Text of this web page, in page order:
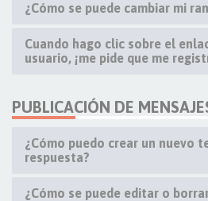
¿Cómo se puede cambiar mi
Cuando hago clic sobre el
usuario, ¡me pide que me
PUBLICACIÓN DE
¿Cómo puedo crear un nuevo
respuesta?
¿Cómo se puede editar o